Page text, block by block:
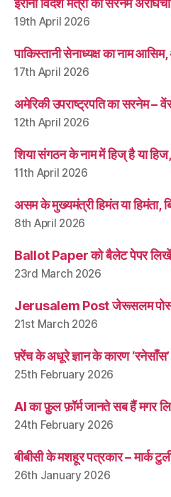
ईरानी विदेश मंत्री का सरनेम
19th April 2026
पाकिस्तानी सेनाध्यक्ष का नाम
17th April 2026
अमेरिकी उपराष्ट्रपति का सरनेम –
12th April 2026
शिया संगठन के नाम में हिज् है या
11th April 2026
असम के मुख्यमंत्री हिमंत या हिमंता,
8th April 2026
Ballot Paper को बैलेट पेपर लिखें
23rd March 2026
Jerusalem Post जेरूसलम पोस्ट
21st March 2026
फ़्रेंच के अधूरे ज्ञान के कारण
25th February 2026
AI का फ़ुल फ़ॉर्म जानते सब हैं मगर
24th February 2026
बीबीसी के मशहूर पत्रकार – मार्क
26th January 2026